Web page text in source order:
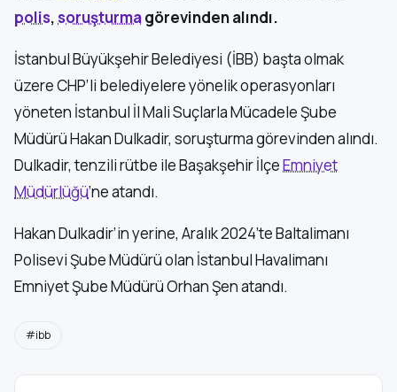
polis,soruşturmagörevinden alındı.
İstanbul Büyükşehir Belediyesi (İBB) başta olmak
üzere CHP’li belediyelere yönelik operasyonları
yöneten İstanbul İl Mali Suçlarla Mücadele Şube
Müdürü Hakan Dulkadir, soruşturma görevinden alındı.
Dulkadir, tenzili rütbe ile Başakşehir İlçeEmniyet
Müdürlüğü’ne atandı.
Hakan Dulkadir’in yerine, Aralık 2024’te Baltalimanı
Polisevi Şube Müdürü olan İstanbul Havalimanı
Emniyet Şube Müdürü Orhan Şen atandı.
#ibb